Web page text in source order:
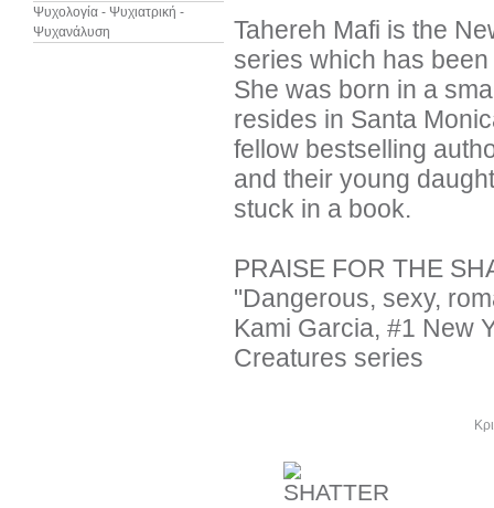
Ψυχολογία - Ψυχιατρική -
Ψυχανάλυση
Tahereh Mafi is the
series which has
She was born in a
resides in Santa
fellow bestselling
and their young
stuck in a book.
PRAISE FOR THE
"Dangerous, sexy,
Kami Garcia, #1 New
Creatures series